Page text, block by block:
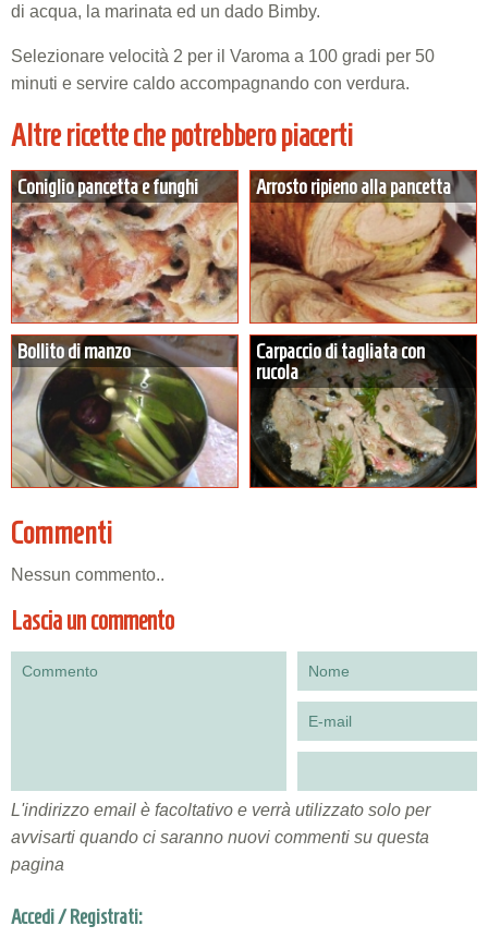
di acqua, la marinata ed un dado Bimby.
Selezionare velocità 2 per il Varoma a 100 gradi per 50
minuti e servire caldo accompagnando con verdura.
Altre ricette che potrebbero piacerti
Coniglio pancetta e funghi Arrosto ripieno alla pancetta
Bollito di manzo
Carpaccio di tagliata con
rucola
Commenti
Nessun commento..
Lascia un commento
L'indirizzo email è facoltativo e verrà utilizzato solo per
avvisarti quando ci saranno nuovi commenti su questa
pagina
Accedi / Registrati: